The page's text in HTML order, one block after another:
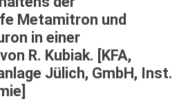
Metamitron und
in einer
von R. Kubiak. [KFA,
Jülich, GmbH, Inst.